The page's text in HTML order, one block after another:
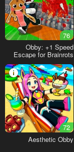
76
Obby: +1 Speed
Escape for Brainrots
72
Aesthetic Obby